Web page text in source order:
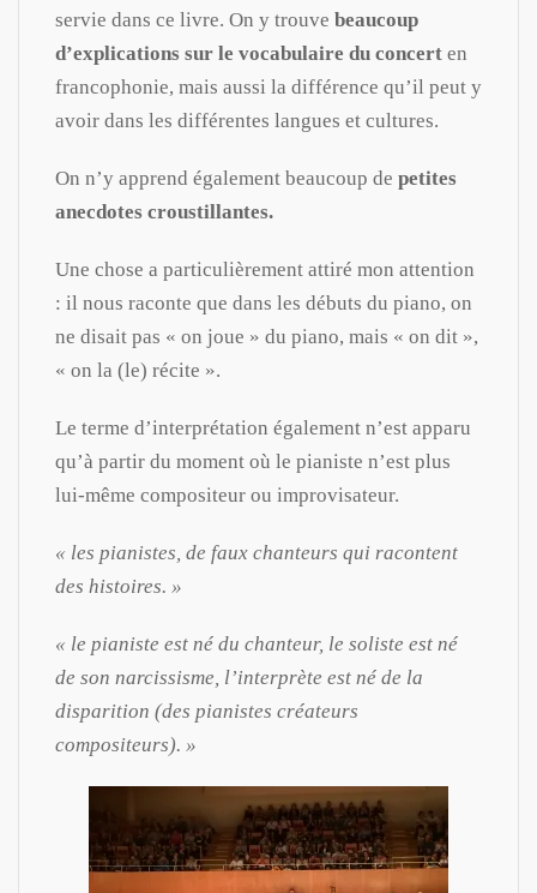
servie dans ce livre. On y trouve beaucoup
d’explications sur le vocabulaire du concert en
francophonie, mais aussi la différence qu’il peut y
avoir dans les différentes langues et cultures.
On n’y apprend également beaucoup de petites
anecdotes croustillantes.
Une chose a particulièrement attiré mon attention
: il nous raconte que dans les débuts du piano, on
ne disait pas « on joue » du piano, mais « on dit »,
« on la (le) récite ».
Le terme d’interprétation également n’est apparu
qu’à partir du moment où le pianiste n’est plus
lui-même compositeur ou improvisateur.
« les pianistes, de faux chanteurs qui racontent
des histoires. »
« le pianiste est né du chanteur, le soliste est né
de son narcissisme, l’interprète est né de la
disparition (des pianistes créateurs
compositeurs). »